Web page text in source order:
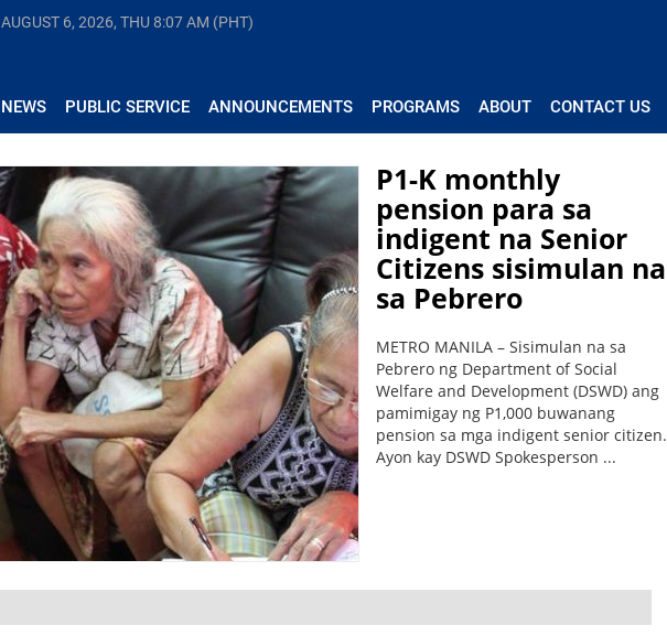
AUGUST 6, 2026, THU8:07 AM (PHT)
NEWS PUBLIC SERVICE ANNOUNCEMENTS PROGRAMS ABOUT CONTACT US
P1-K monthly
pension para sa
indigent na Senior
Citizens sisimulan na
sa Pebrero
METRO MANILA – Sisimulan na sa
Pebrero ng Department of Social
Welfare and Development (DSWD) ang
pamimigay ng P1,000 buwanang
pension sa mga indigent senior citizen.
Ayon kay DSWD Spokesperson ...